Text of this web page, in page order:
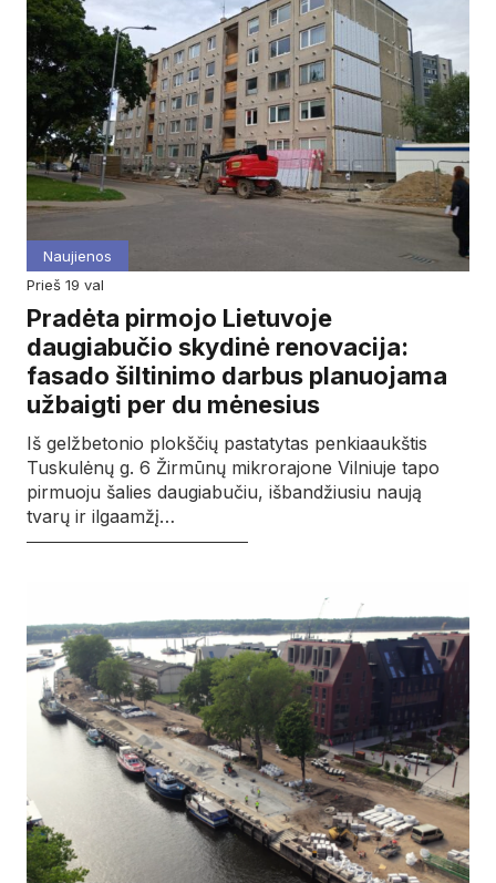
Naujienos
prieš 19 val
Pradėta pirmojo Lietuvoje
daugiabučio skydinė renovacija:
fasado šiltinimo darbus planuojama
užbaigti per du mėnesius
Iš gelžbetonio plokščių pastatytas penkiaaukštis
Tuskulėnų g. 6 Žirmūnų mikrorajone Vilniuje tapo
pirmuoju šalies daugiabučiu, išbandžiusiu naują
tvarų ir ilgaamžį…